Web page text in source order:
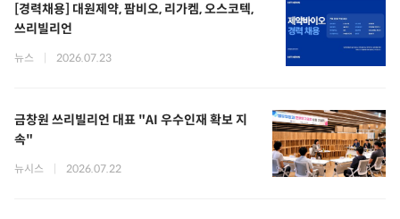
[경력채용] 대원제약, 팜비오, 리가켐, 오스코텍,
쓰리빌리언
뉴스 2026.07.23
금창원 쓰리빌리언 대표 "AI 우수인재 확보 지
속"
뉴시스 2026.07.22